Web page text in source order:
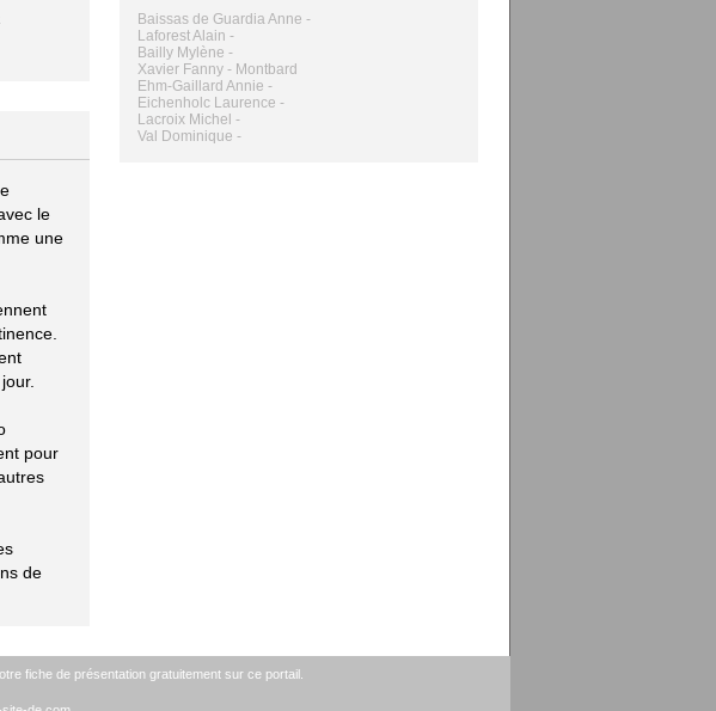
avec le
une
pour
de
Baissas de Guardia Anne -
Laforest Alain -
Bailly Mylène -
Xavier Fanny - Montbard
Ehm-Gaillard Annie -
Eichenholc Laurence -
Lacroix Michel -
Val Dominique -
fiche de présentation gratuitement sur ce portail.